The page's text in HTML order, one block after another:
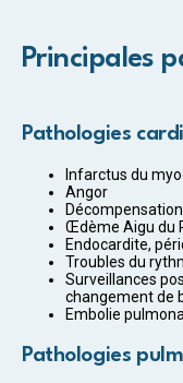
Principales
Pathologies
Infarctus du
Angor
Œdème Aigu du
Endocardite,
Troubles du
Surveillances
changement de
Embolie
Pathologies